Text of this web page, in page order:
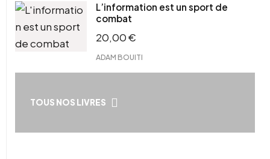
L’information est un sport de
combat
20,00€
ADAM BOUITI
TOUS NOS LIVRES